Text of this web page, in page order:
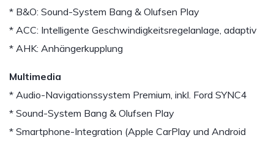
* B&O: Sound-System Bang & Olufsen Play
* ACC: Intelligente Geschwindigkeitsregelanlage, adaptiv
* AHK: Anhängerkupplung
Multimedia
* Audio-Navigationssystem Premium, inkl. Ford SYNC4
* Sound-System Bang & Olufsen Play
* Smartphone-Integration (Apple CarPlay und Android